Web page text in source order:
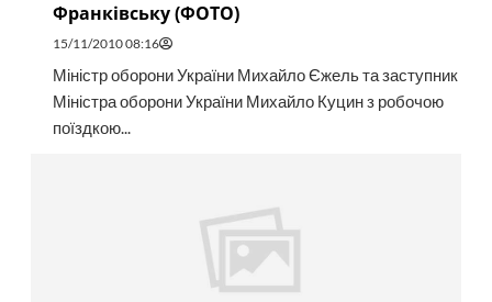
Франківську (ФОТО)
15/11/2010 08:16
Міністр оборони України Михайло Єжель та заступник
Міністра оборони України Михайло Куцин з робочою
поїздкою...